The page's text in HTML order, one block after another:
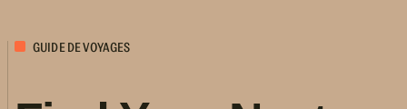
GUIDE DE VOYAGES